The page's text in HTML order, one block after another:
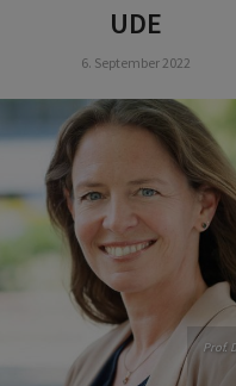
UDE
6. September 2022
Prof.